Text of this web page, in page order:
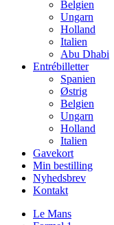
Belgien
Ungarn
Holland
Italien
Abu Dhabi
Entrébilletter
Spanien
Østrig
Belgien
Ungarn
Holland
Italien
Gavekort
Min bestilling
Nyhedsbrev
Kontakt
Le Mans